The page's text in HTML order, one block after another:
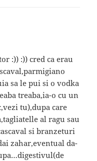
:)) :)) cred ca erau
sa le pui si o vodka
treaba,ia-o cu un
tu),dupa care
al ragu sau
si branzeturi
zahar,eventual da-